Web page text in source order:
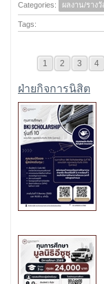
Categories: ผลงาน/รางวั
Tags:
1 2 3 4
ฝ่ายกิจการนิสิต